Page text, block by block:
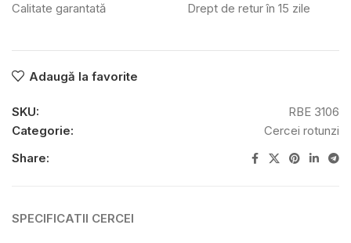
Calitate garantată Drept de retur în 15 zile
Adaugă la favorite
SKU:
RBE 3106
Categorie:
Cercei rotunzi
Share:
SPECIFICATII CERCEI